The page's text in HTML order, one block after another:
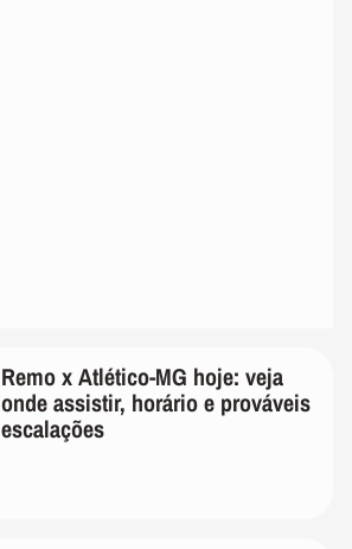
Remo x Atlético-MG hoje: veja
onde assistir, horário e prováveis
escalações